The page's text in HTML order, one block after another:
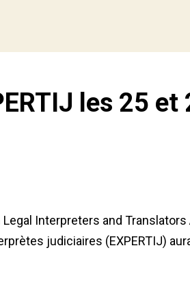
les 25 et
Interpreters and
judiciaires (EXPERTIJ)